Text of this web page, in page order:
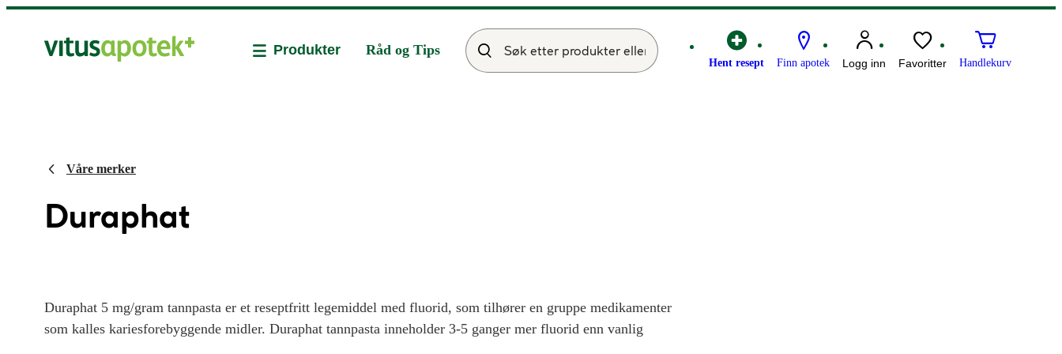
Hent resept Finn apotek Logg inn Favoritter Handlekurv
Produkter Råd og Tips
Våre merker
Duraphat
Duraphat 5 mg/gram tannpasta er et reseptfritt legemiddel med fluorid, som tilhører en gruppe medikamenter
som kalles kariesforebyggende midler. Duraphat tannpasta inneholder 3-5 ganger mer fluorid enn vanlig